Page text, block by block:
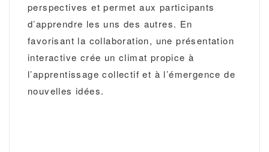
perspectives et permet aux participants
d’apprendre les uns des autres. En
favorisant la collaboration, une présentation
interactive crée un climat propice à
l’apprentissage collectif et à l’émergence de
nouvelles idées.